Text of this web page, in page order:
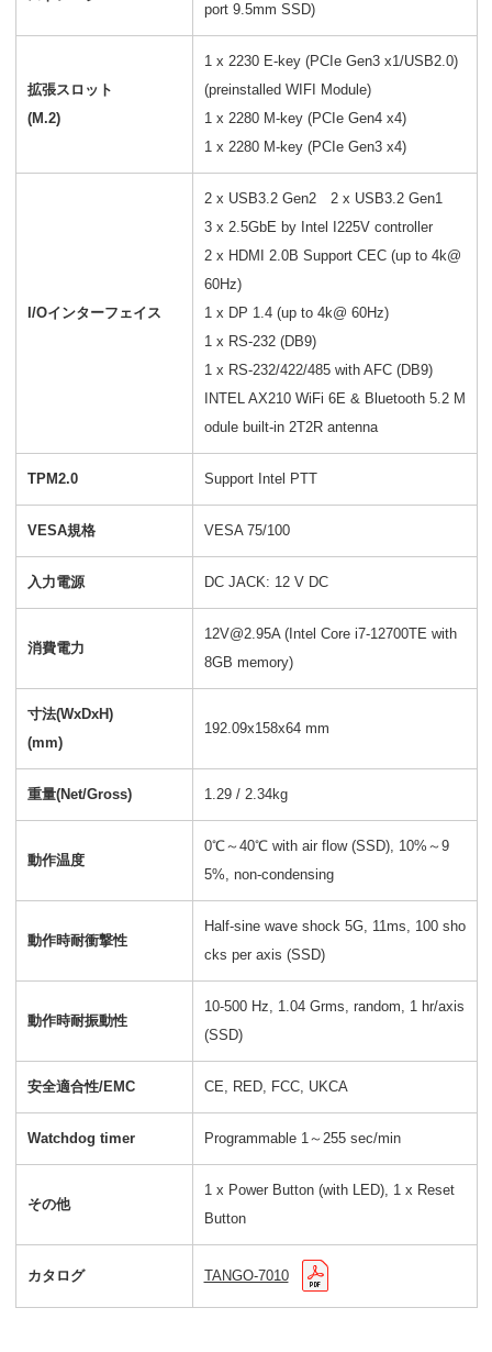
port 9.5mm SSD)
拡張スロット
(M.2)
1 x 2230 E-key (PCIe Gen3 x1/USB2.0)
(preinstalled WIFI Module)
1 x 2280 M-key (PCIe Gen4 x4)
1 x 2280 M-key (PCIe Gen3 x4)
I/Oインターフェイス
2 x USB3.2 Gen2 2 x USB3.2 Gen1
3 x 2.5GbE by Intel I225V controller
2 x HDMI 2.0B Support CEC (up to 4k@
60Hz)
1 x DP 1.4 (up to 4k@ 60Hz)
1 x RS-232 (DB9)
1 x RS-232/422/485 with AFC (DB9)
INTEL AX210 WiFi 6E & Bluetooth 5.2 M
odule built-in 2T2R antenna
TPM2.0 Support Intel PTT
VESA規格 VESA 75/100
入力電源 DC JACK: 12 V DC
消費電力
12V@2.95A (Intel Core i7-12700TE with
8GB memory)
寸法(WxDxH)
(mm)
192.09x158x64 mm
重量(Net/Gross) 1.29 / 2.34kg
動作温度
0℃～40℃ with air flow (SSD), 10%～9
5%, non-condensing
動作時耐衝撃性
Half-sine wave shock 5G, 11ms, 100 sho
cks per axis (SSD)
動作時耐振動性
10-500 Hz, 1.04 Grms, random, 1 hr/axis
(SSD)
安全適合性/EMC CE, RED, FCC, UKCA
Watchdog timer Programmable 1～255 sec/min
その他
1 x Power Button (with LED), 1 x Reset
Button
カタログ TANGO-7010